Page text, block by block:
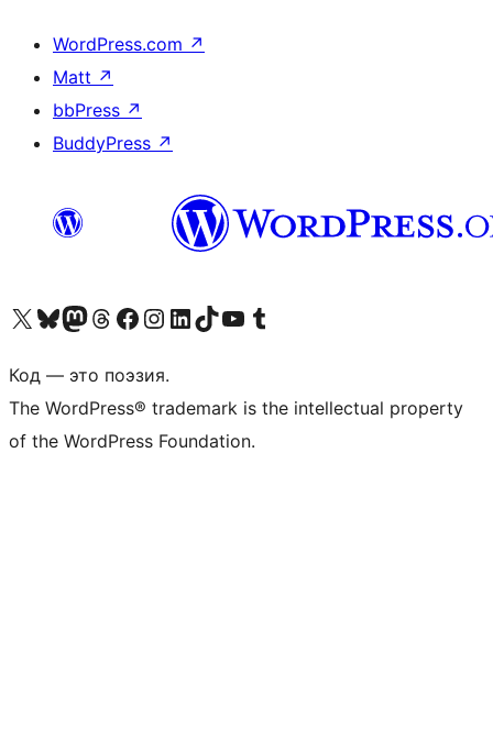
WordPress.com ↗
Matt ↗
bbPress ↗
BuddyPress ↗
Посетите нас в X (ранее Twitter)
Посетите нашу учётную запись в Bluesky
Посетите нашу ленту в Mastodon
Посетите нашу учётную запись в Threads
Посетите нашу страницу на Facebook
Посетите наш Instagram
Посетите нашу страницу в LinkedIn
Посетите нашу учётную запись в TikTok
Посетите наш канал YouTube
Посетите нашу учётную запись в Tumblr
Код — это поэзия.
The WordPress® trademark is the intellectual property
of the WordPress Foundation.